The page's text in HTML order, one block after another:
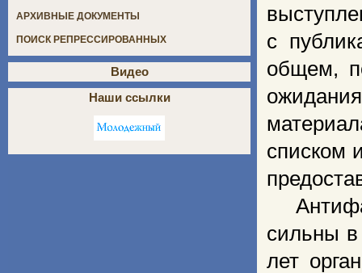
с
общем,
списком
сильны в
лет
АРХИВНЫЕ ДОКУМЕНТЫ
ПОИСК РЕПРЕССИРОВАННЫХ
Видео
Наши ссылки